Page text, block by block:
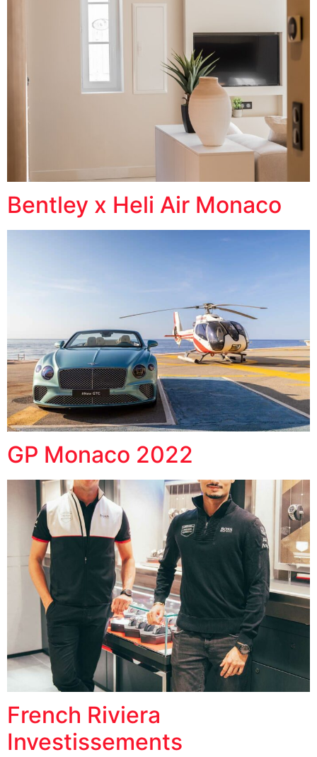
Bentley x Heli Air Monaco
GP Monaco 2022
French Riviera
Investissements